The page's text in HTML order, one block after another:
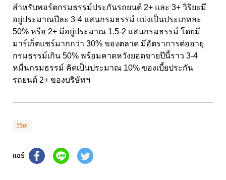
สำหรับพอร์ตกรมธรรม์ประกันรถยนต์ 2+ และ 3+ วิริยะมี
อยู่ประมาณปีละ 3-4 แสนกรมธรรม์ แบ่งเป็นประเภทละ
50% หรือ 2+ มีอยู่ประมาณ 1.5-2 แสนกรมธรรม์ โดยมี
มาร์เก็ตแชร์มากกว่า 30% ของตลาด มีอัตราการต่ออายุ
กรมธรรม์เกิน 50% พร้อมคาดหวังยอดขายปีนี้ราว 3-4
หมื่นกรมธรรม์ คิดเป็นประมาณ 10% ของเบี้ยประกัน
รถยนต์ 2+ ของบริษัทฯ
วิริยะ
แชร์